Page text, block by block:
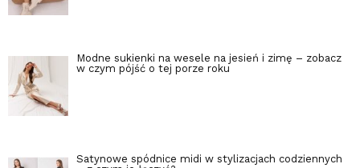
Modne sukienki na wesele na jesień i zimę – zobacz
w czym pójść o tej porze roku
Satynowe spódnice midi w stylizacjach codziennych